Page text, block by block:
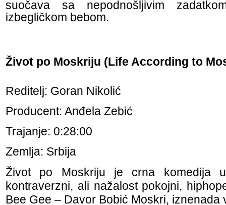
suočava sa nepodnošljivim
izbegličkom bebom.
Život po Moskriju (Life According to
Reditelj: Goran Nikolić
Producent: Anđela Zebić
Trajanje: 0:28:00
Zemlja: Srbija
Život po Moskriju je crna komedija
kontraverzni, ali nažalost pokojni,
Bee Gee – Davor Bobić Moskri, iznenada